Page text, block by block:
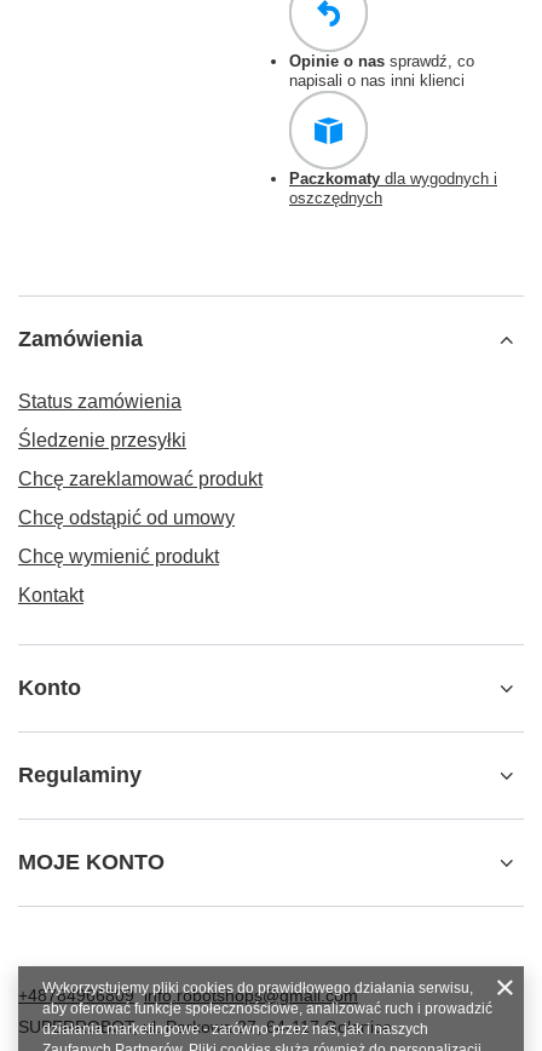
Opinie o nas sprawdź, co
napisali o nas inni klienci
Paczkomaty dla wygodnych i
oszczędnych
Zamówienia
Status zamówienia
Śledzenie przesyłki
Chcę zareklamować produkt
Chcę odstąpić od umowy
Chcę wymienić produkt
Kontakt
Konto
Regulaminy
MOJE KONTO
+48784966809 info.robotshops@gmail.com
SUPERROBOT,ul. Parkowa 27,64-117Gołanice
Wykorzystujemy pliki cookies do prawidłowego działania serwisu,
aby oferować funkcje społecznościowe, analizować ruch i prowadzić
działania marketingowe - zarówno przez nas, jak i naszych